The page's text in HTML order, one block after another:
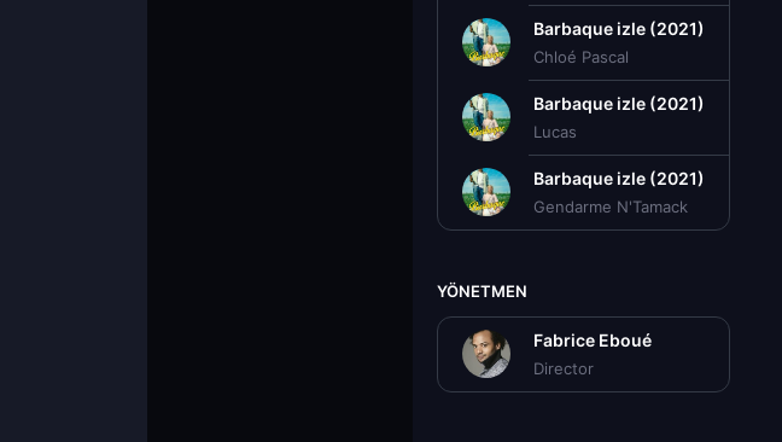
Barbaque izle (2021)
Chloé Pascal
Barbaque izle (2021)
Lucas
Barbaque izle (2021)
Gendarme N'Tamack
YÖNETMEN
Fabrice Eboué
Director